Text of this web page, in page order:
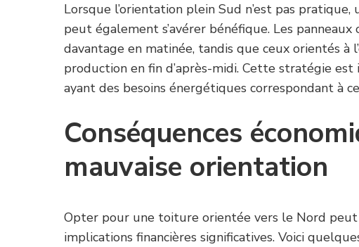
Lorsque l’orientation plein Sud n’est pas
peut également s’avérer bénéfique. Les
davantage en matinée, tandis que ceux orientés à
production en fin d’après-midi. Cette stratégie
ayant des besoins énergétiques correspondant à
Conséquences
mauvaise orientation
Opter pour une toiture orientée vers le Nord
implications financières significatives. Voici